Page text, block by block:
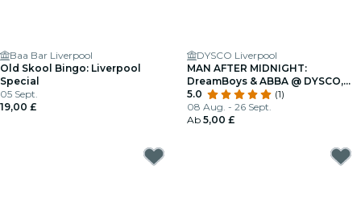
Baa Bar Liverpool
Old Skool Bingo: Liverpool
Special
05 Sept.
19,00 £
DYSCO Liverpool
MAN AFTER MIDNIGHT:
DreamBoys & ABBA @ DYSCO,
Liverpool
5.0
(1)
08 Aug. - 26 Sept.
Ab 5,00 £